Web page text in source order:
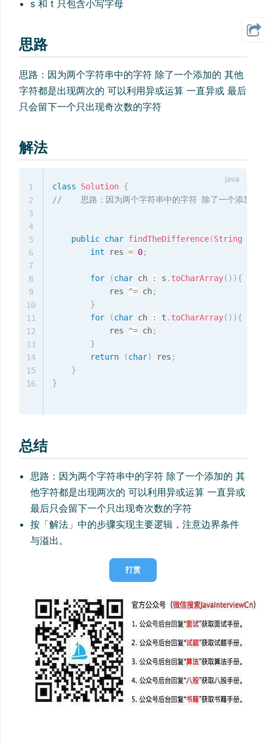
s 和 t 只包含小写字母
思路
思路：因为两个字符串中的字符 除了一个添加的 其他
字符都是出现两次的 可以利用异或运算 一直异或 最后
只会留下一个只出现奇次数的字符
解法
class Solution {
//    思路：因为两个字符串中的字符 除了一个添加的
public char findTheDifference(String
int res = 0;
for (char ch : s . toCharArray( ) ){
            res
^= ch;
}
for
(char ch : t . toCharArray( ) ){
            res
^= ch;
}
return
(char) res ;
}
}
1
2
3
4
5
6
7
8
9
10
11
12
13
14
15
16
总结
思路：因为两个字符串中的字符 除了一个添加的 其
他字符都是出现两次的 可以利用异或运算 一直异或
最后只会留下一个只出现奇次数的字符
按「解法」中的步骤实现主要逻辑，注意边界条件
与溢出。
打赏